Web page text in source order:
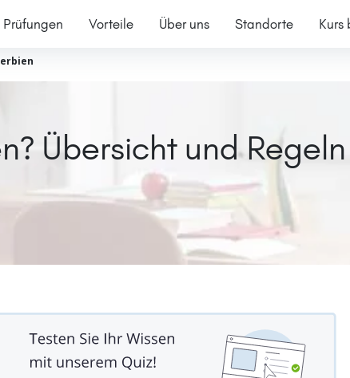
Prüfungen Vorteile Über uns Standorte Kurs
Übersicht und